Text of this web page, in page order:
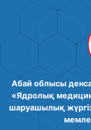
Абай облысы
«Ядролық
шаруашылық